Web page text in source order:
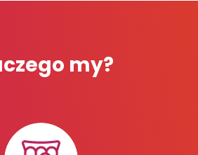
my?